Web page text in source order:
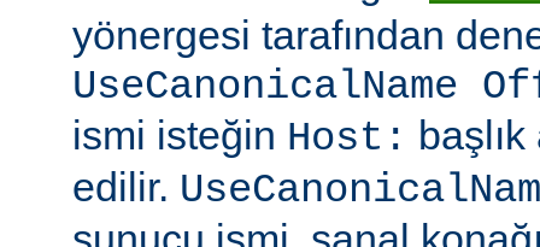
yönergesi tarafından
UseCanonicalName
ismi isteğin Host:
edilir.